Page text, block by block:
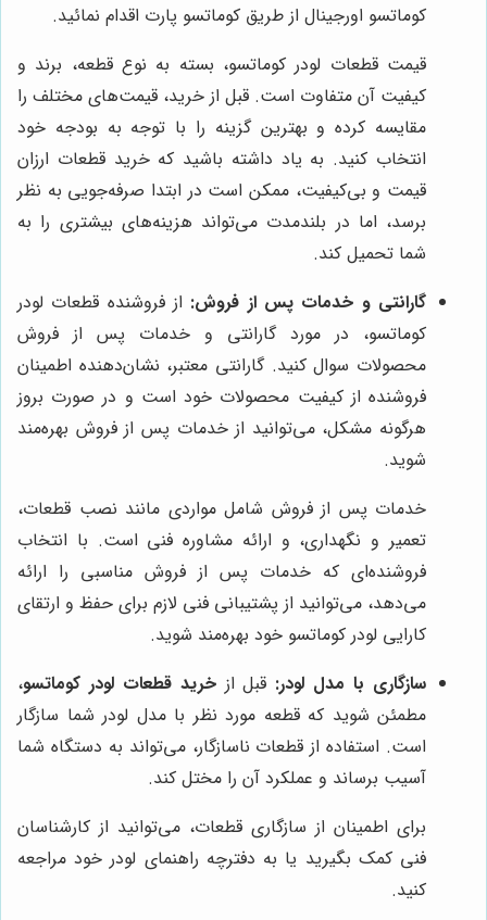
کوماتسو اورجینال از طریق کوماتسو پارت اقدام نمائید.
قیمت قطعات لودر کوماتسو، بسته به نوع قطعه، برند و
کیفیت آن متفاوت است. قبل از خرید، قیمت‌های مختلف را
مقایسه کرده و بهترین گزینه را با توجه به بودجه خود
انتخاب کنید. به یاد داشته باشید که خرید قطعات ارزان
قیمت و بی‌کیفیت، ممکن است در ابتدا صرفه‌جویی به نظر
برسد، اما در بلندمدت می‌تواند هزینه‌های بیشتری را به
شما تحمیل کند.
گارانتی و خدمات پس از فروش: از فروشنده قطعات لودر
کوماتسو، در مورد گارانتی و خدمات پس از فروش
محصولات سوال کنید. گارانتی معتبر، نشان‌دهنده اطمینان
فروشنده از کیفیت محصولات خود است و در صورت بروز
هرگونه مشکل، می‌توانید از خدمات پس از فروش بهره‌مند
شوید.
خدمات پس از فروش شامل مواردی مانند نصب قطعات،
تعمیر و نگهداری، و ارائه مشاوره فنی است. با انتخاب
فروشنده‌ای که خدمات پس از فروش مناسبی را ارائه
می‌دهد، می‌توانید از پشتیبانی فنی لازم برای حفظ و ارتقای
کارایی لودر کوماتسو خود بهره‌مند شوید.
سازگاری با مدل لودر: قبل ازخرید قطعات لودر کوماتسو،
مطمئن شوید که قطعه مورد نظر با مدل لودر شما سازگار
است. استفاده از قطعات ناسازگار، می‌تواند به دستگاه شما
آسیب برساند و عملکرد آن را مختل کند.
برای اطمینان از سازگاری قطعات، می‌توانید از کارشناسان
فنی کمک بگیرید یا به دفترچه راهنمای لودر خود مراجعه
کنید.